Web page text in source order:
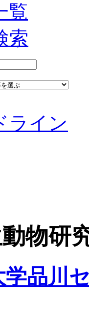
覧
索
ライン
物研
学品川